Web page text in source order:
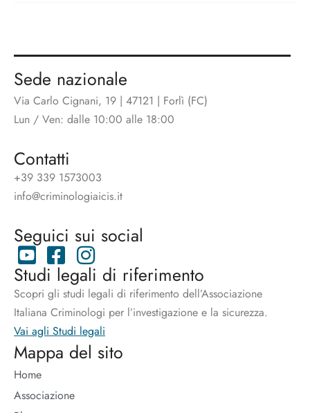
Sede nazionale
Via Carlo Cignani, 19 | 47121 | Forlì (FC)
Lun / Ven: dalle 10:00 alle 18:00
Contatti
+39 339 1573003
info@criminologiaicis.it
Seguici sui social
Studi legali di riferimento
Scopri gli studi legali di riferimento dell’Associazione
Italiana Criminologi per l’investigazione e la sicurezza.
Vai agli Studi legali
Mappa del sito
Home
Associazione